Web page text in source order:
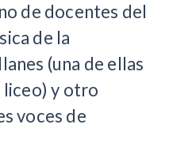
de docentes del
de la
(una de ellas
y otro
voces de